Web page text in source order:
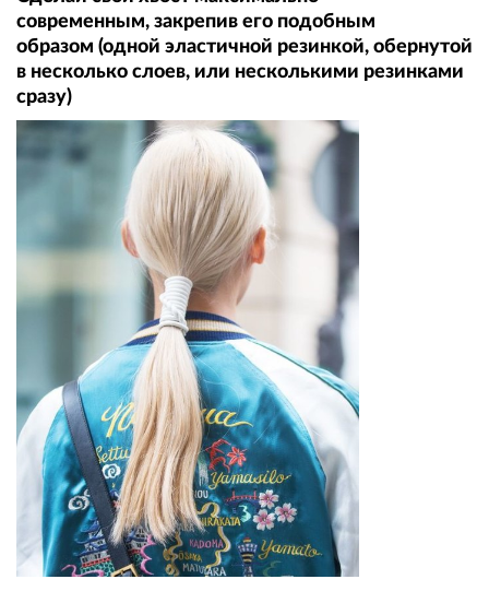
современным, закрепив его подобным
образом (одной эластичной резинкой, обернутой
в несколько слоев, или несколькими резинками
сразу)